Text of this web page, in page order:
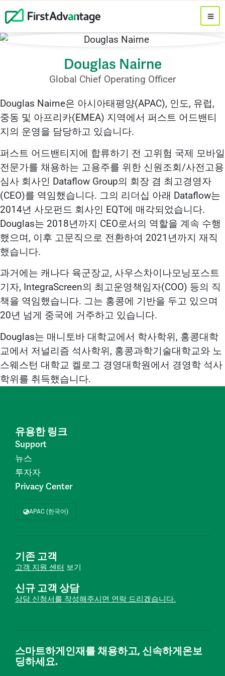
Douglas Nairne
Global Chief Operating Officer
Douglas Nairne은 아시아태평양(APAC), 인도, 유럽,
중동 및 아프리카(EMEA) 지역에서 퍼스트 어드밴티
지의 운영을 담당하고 있습니다.
퍼스트 어드밴티지에 합류하기 전 고위험 국제 모바일
전문가를 채용하는 고용주를 위한 신원조회/사전고용
심사 회사인 Dataflow Group의 회장 겸 최고경영자
(CEO)를 역임했습니다. 그의 리더십 아래 Dataflow는
2014년 사모펀드 회사인 EQT에 매각되었습니다.
Douglas는 2018년까지 CEO로서의 역할을 계속 수행
했으며, 이후 고문직으로 전환하여 2021년까지 재직
했습니다.
과거에는 캐나다 육군장교, 사우스차이나모닝포스트
기자, IntegraScreen의 최고운영책임자(COO) 등의 직
책을 역임했습니다. 그는 홍콩에 기반을 두고 있으며
20년 넘게 중국에 거주하고 있습니다.
Douglas는 매니토바 대학교에서 학사학위, 홍콩대학
교에서 저널리즘 석사학위, 홍콩과학기술대학교와 노
스웨스턴 대학교 켈로그 경영대학원에서 경영학 석사
학위를 취득했습니다.
유용한 링크
Support
뉴스
투자자
Privacy Center
APAC (한국어)
기존 고객
고객 지원 센터 보기
신규 고객 상담
상담 신청서를 작성해주시면 연락 드리겠습니다.
스마트하게인재를 채용하고, 신속하게온보
딩하세요.